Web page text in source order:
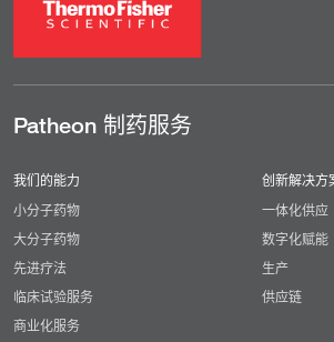
Patheon 制药服务
我们的能力
小分子药物
大分子药物
先进疗法
临床试验服务
商业化服务
创新解决方
一体化供应
数字化赋能
生产
供应链